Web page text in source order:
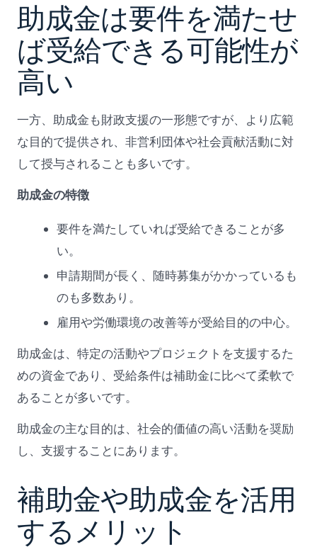
助成金は要件を満たせ
ば受給できる可能性が
高い
一方、助成金も財政支援の一形態ですが、より広範
な目的で提供され、非営利団体や社会貢献活動に対
して授与されることも多いです。
助成金の特徴
要件を満たしていれば受給できることが多
い。
申請期間が長く、随時募集がかかっているも
のも多数あり。
雇用や労働環境の改善等が受給目的の中心。
助成金は、特定の活動やプロジェクトを支援するた
めの資金であり、受給条件は補助金に比べて柔軟で
あることが多いです。
助成金の主な目的は、社会的価値の高い活動を奨励
し、支援することにあります。
補助金や助成金を活用
するメリット